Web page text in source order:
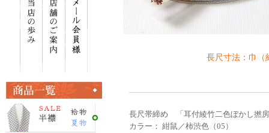
長尺寸法：巾（
長尺帯締め 「耳付綾竹二色ぼかし撚
カラー： 紺鼠／柿渋色（05）